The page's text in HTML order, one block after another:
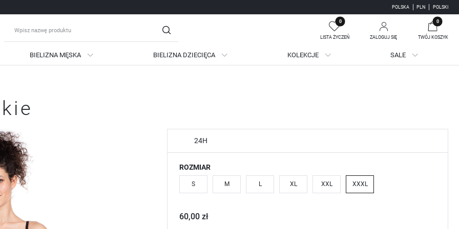
POLSKA PLN POLSKI
0
LISTA ŻYCZEŃ ZALOGUJ SIĘ
się
Zapomniałem hasła
SIĘ
podgląd historii zakupów
brak konieczności wprowadzania swoich danych przy kolejnych zakupach
możliwość otrzymania rabatów i kuponów promocyjnych
0
TWÓJ KOSZYK
Twój koszyk jest pusty
BIELIZNA MĘSKA BIELIZNA DZIECIĘCA KOLEKCJE SALE
24H
ROZMIAR
S M L XL XXL XXXL
60,00 zł